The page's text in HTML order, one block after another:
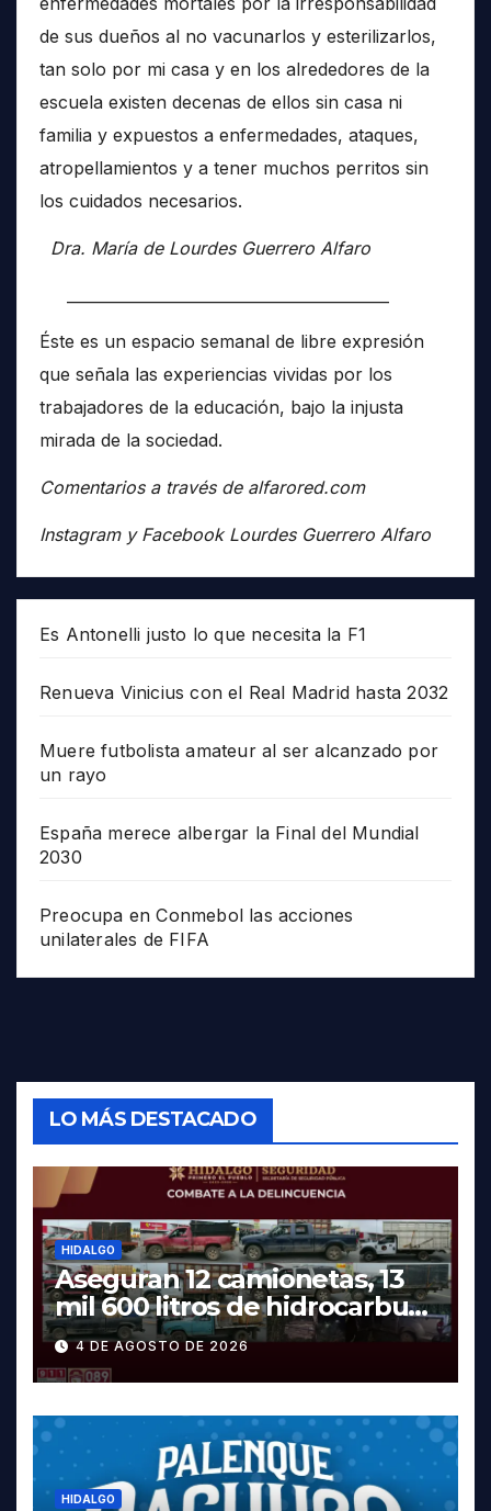
de sus dueños al no vacunarlos y esterilizarlos,
tan solo por mi casa y en los alrededores de la
escuela existen decenas de ellos sin casa ni
familia y expuestos a enfermedades, ataques,
atropellamientos y a tener muchos perritos sin
los cuidados necesarios.
Dra. María de Lourdes Guerrero Alfaro
Éste es un espacio semanal de libre expresión
que señala las experiencias vividas por los
trabajadores de la educación, bajo la injusta
mirada de la sociedad.
Comentarios a través de alfarored.com
Instagram y Facebook Lourdes Guerrero Alfaro
Es Antonelli justo lo que necesita la F1
Renueva Vinicius con el Real Madrid hasta 2032
Muere futbolista amateur al ser alcanzado por
un rayo
España merece albergar la Final del Mundial
2030
Preocupa en Conmebol las acciones
unilaterales de FIFA
LO MÁS DESTACADO
HIDALGO
Aseguran 12 camionetas, 13
mil 600 litros de hidrocarburo
y dos vehículos robados en
Tula
4 DE AGOSTO DE 2026
HIDALGO